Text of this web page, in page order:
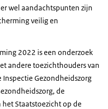
wel aandachtspunten zijn
veilig en
2022 is een onderzoek
andere toezichthouders van
Gezondheidszorg
de
Staatstoezicht op de